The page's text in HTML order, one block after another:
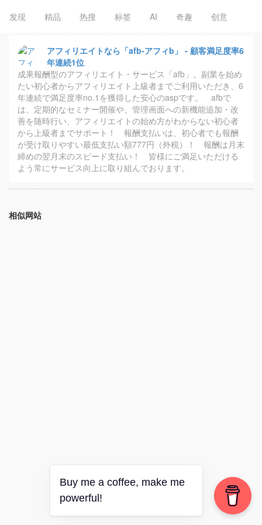
发现 精品 热搜 标签 AI 奇趣 创意
アフィリエイトなら「afb‐アフィb」 - 顧客満足度率6
年連続1位
成果報酬型のアフィリエイト・サービス「afb」。副業を始め
たい初心者からアフィリエイト上級者までご利用いただき、6
年連続で満足度率no.1を獲得した安心のaspです。 afbで
は、定期的なセミナー開催や、管理画面への新機能追加・改
善を随時行い、アフィリエイトの始め方がわからない初心者
から上級者までサポート！ 報酬支払いは、初心者でも報酬
が受け取りやすい最低支払い額777円（外税）！ 報酬は月末
締めの翌月末のスピード支払い！ 皆様にご満足いただける
よう常にサービス向上に取り組んでおります。
相似网站
Buy me a coffee, make me
powerful!